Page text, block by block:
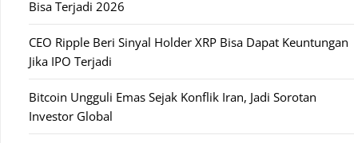
Bisa Terjadi 2026
CEO Ripple Beri Sinyal Holder XRP Bisa Dapat Keuntungan
Jika IPO Terjadi
Bitcoin Ungguli Emas Sejak Konflik Iran, Jadi Sorotan
Investor Global